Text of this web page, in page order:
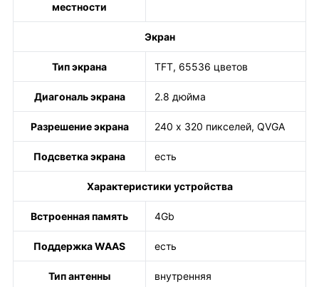
местности
Экран
Тип экрана TFT, 65536 цветов
Диагональ экрана 2.8 дюйма
Разрешение экрана 240 х 320 пикселей, QVGA
Подсветка экрана есть
Характеристики устройства
Встроенная память 4Gb
Поддержка WAAS есть
Тип антенны внутренняя